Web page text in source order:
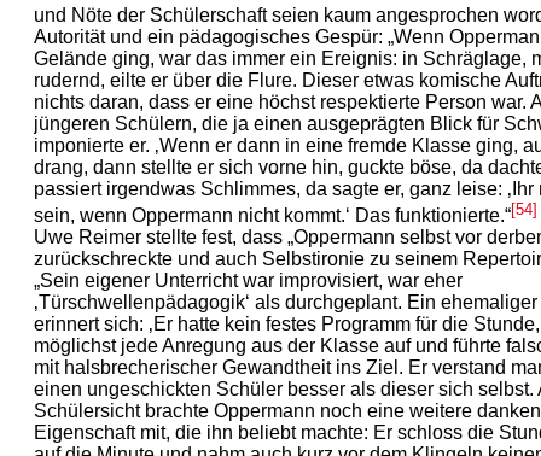
und Nöte der Schülerschaft seien kaum angesprochen
Autorität und ein pädagogisches Gespür: „Wenn
Gelände ging, war das immer ein Ereignis: in Schräglage,
rudernd, eilte er über die Flure. Dieser etwas komische
nichts daran, dass er eine höchst respektierte Person war.
jüngeren Schülern, die ja einen ausgeprägten Blick für
imponierte er. ‚Wenn er dann in eine fremde Klasse ging,
drang, dann stellte er sich vorne hin, guckte böse, da
passiert irgendwas Schlimmes, da sagte er, ganz leise:
sein, wenn Oppermann nicht kommt.‘ Das funktionierte.“[54]
Uwe Reimer stellte fest, dass „Oppermann selbst vor
zurückschreckte und auch Selbstironie zu seinem
„Sein eigener Unterricht war improvisiert, war eher
‚Türschwellenpädagogik‘ als durchgeplant. Ein
erinnert sich: ‚Er hatte kein festes Programm für die
möglichst jede Anregung aus der Klasse auf und führte
mit halsbrecherischer Gewandtheit ins Ziel. Er verstand
einen ungeschickten Schüler besser als dieser sich selbst.
Schülersicht brachte Oppermann noch eine weitere
Eigenschaft mit, die ihn beliebt machte: Er schloss die